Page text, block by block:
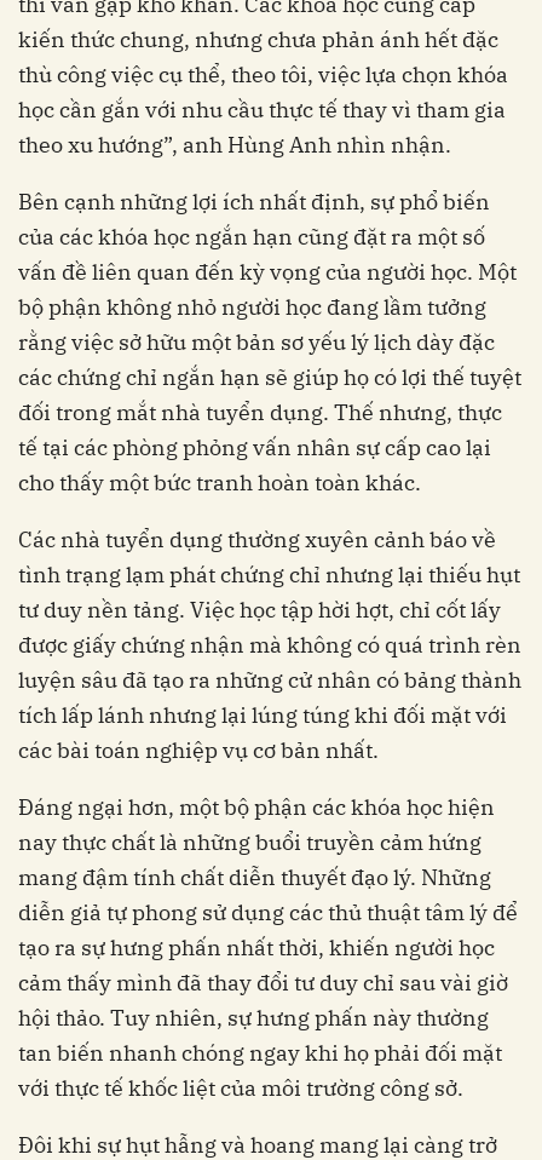
kiến thức chung, nhưng chưa phản ánh hết đặc
thù công việc cụ thể, theo tôi, việc lựa chọn khóa
học cần gắn với nhu cầu thực tế thay vì tham gia
theo xu hướng”, anh Hùng Anh nhìn nhận.
Bên cạnh những lợi ích nhất định, sự phổ biến
của các khóa học ngắn hạn cũng đặt ra một số
vấn đề liên quan đến kỳ vọng của người học. Một
bộ phận không nhỏ người học đang lầm tưởng
rằng việc sở hữu một bản sơ yếu lý lịch dày đặc
các chứng chỉ ngắn hạn sẽ giúp họ có lợi thế tuyệt
đối trong mắt nhà tuyển dụng. Thế nhưng, thực
tế tại các phòng phỏng vấn nhân sự cấp cao lại
cho thấy một bức tranh hoàn toàn khác.
Các nhà tuyển dụng thường xuyên cảnh báo về
tình trạng lạm phát chứng chỉ nhưng lại thiếu hụt
tư duy nền tảng. Việc học tập hời hợt, chỉ cốt lấy
được giấy chứng nhận mà không có quá trình rèn
luyện sâu đã tạo ra những cử nhân có bảng thành
tích lấp lánh nhưng lại lúng túng khi đối mặt với
các bài toán nghiệp vụ cơ bản nhất.
Đáng ngại hơn, một bộ phận các khóa học hiện
nay thực chất là những buổi truyền cảm hứng
mang đậm tính chất diễn thuyết đạo lý. Những
diễn giả tự phong sử dụng các thủ thuật tâm lý để
tạo ra sự hưng phấn nhất thời, khiến người học
cảm thấy mình đã thay đổi tư duy chỉ sau vài giờ
hội thảo. Tuy nhiên, sự hưng phấn này thường
tan biến nhanh chóng ngay khi họ phải đối mặt
với thực tế khốc liệt của môi trường công sở.
Đôi khi sự hụt hẫng và hoang mang lại càng trở